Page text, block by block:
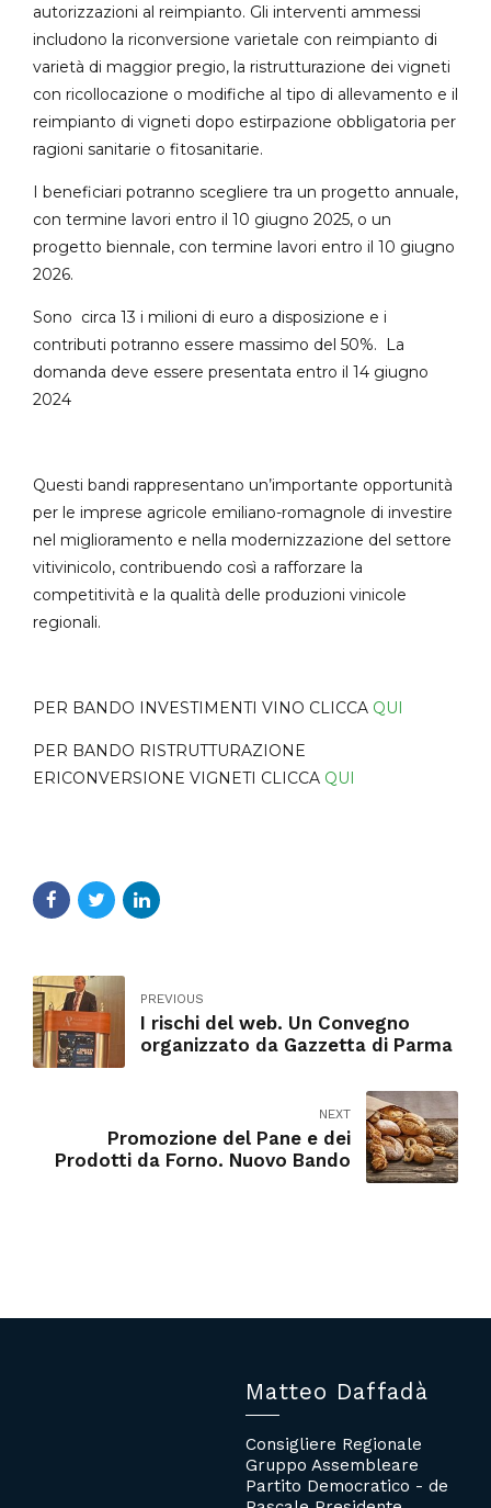
autorizzazioni al reimpianto. Gli interventi ammessi
includono la riconversione varietale con reimpianto di
varietà di maggior pregio, la ristrutturazione dei vigneti
con ricollocazione o modifiche al tipo di allevamento e il
reimpianto di vigneti dopo estirpazione obbligatoria per
ragioni sanitarie o fitosanitarie.
I beneficiari potranno scegliere tra un progetto annuale,
con termine lavori entro il 10 giugno 2025, o un
progetto biennale, con termine lavori entro il 10 giugno
2026.
Sono circa 13 i milioni di euro a disposizione e i
contributi potranno essere massimo del 50%. La
domanda deve essere presentata entro il 14 giugno
2024
Questi bandi rappresentano un’importante opportunità
per le imprese agricole emiliano-romagnole di investire
nel miglioramento e nella modernizzazione del settore
vitivinicolo, contribuendo così a rafforzare la
competitività e la qualità delle produzioni vinicole
regionali.
PER BANDO INVESTIMENTI VINO CLICCA QUI
PER BANDO RISTRUTTURAZIONE
ERICONVERSIONE VIGNETI CLICCA QUI
PREVIOUS
I rischi del web. Un Convegno
organizzato da Gazzetta di Parma
NEXT
Promozione del Pane e dei
Prodotti da Forno. Nuovo Bando
Matteo Daffadà
Consigliere Regionale
Gruppo Assembleare
Partito Democratico - de